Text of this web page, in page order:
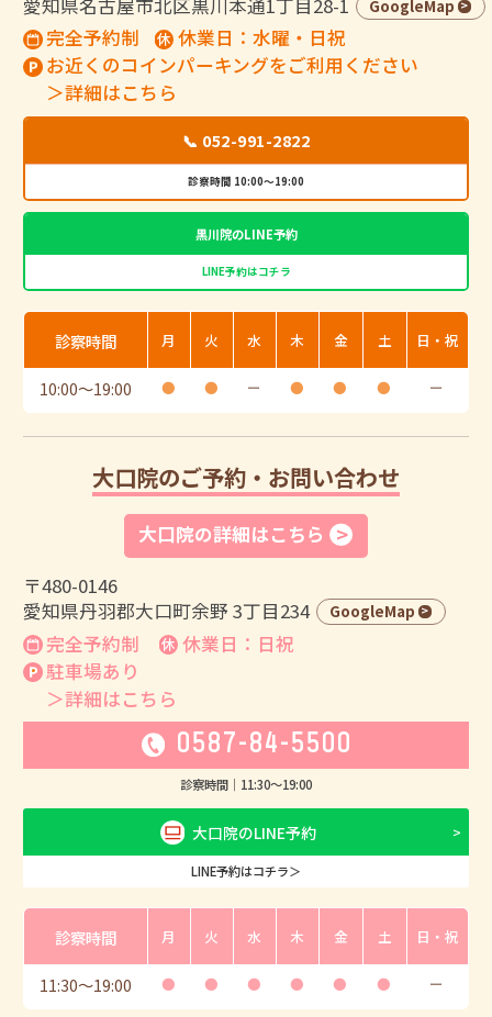
愛知県名古屋市北区黒川本通1丁目28-1
GoogleMap
完全予約制
休業日：水曜・日祝
お近くのコインパーキングをご利用ください
＞詳細はこちら
📞 052-991-2822
診察時間 10:00～19:00
黒川院のLINE予約
LINE予約はコチラ
診察時間 月 火 水 木 金 土 日・祝
10:00〜19:00 ● ● ー ● ● ● ー
大口院のご予約・お問い合わせ
大口院の詳細はこちら
〒480-0146
愛知県丹羽郡大口町余野 3丁目234
GoogleMap
完全予約制
休業日：日祝
駐車場あり
＞詳細はこちら
0587-84-5500
診察時間｜ 11:30〜19:00
大口院のLINE予約
LINE予約はコチラ＞
診察時間 月 火 水 木 金 土 日・祝
11:30〜19:00 ● ● ● ● ● ● ー